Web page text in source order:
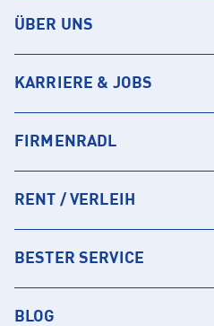
ÜBER UNS
KARRIERE & JOBS
FIRMENRADL
RENT / VERLEIH
BESTER SERVICE
BLOG